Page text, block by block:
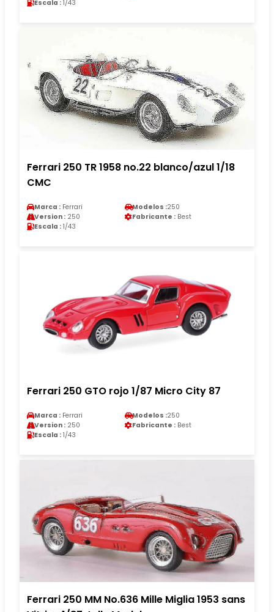
Escala : 1/43
Ferrari 250 TR 1958 no.22 blanco/azul 1/18
CMC
Marca : Ferrari Modelos :250
Version : 250 Fabricante : Best
Escala : 1/43
Ferrari 250 GTO rojo 1/87 Micro City 87
Marca : Ferrari Modelos :250
Version : 250 Fabricante : Best
Escala : 1/43
Ferrari 250 MM No.636 Mille Miglia 1953 sans